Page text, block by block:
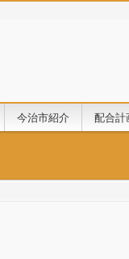
今治市紹介 配合計